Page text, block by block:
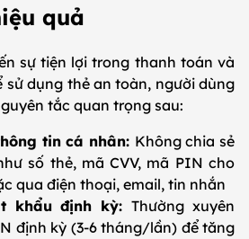
quả
sự tiện lợi trong thanh toán và
sử dụng thẻ an toàn, người dùng
tắc quan trọng sau:
tin cá nhân: Không chia sẻ
số thẻ, mã CVV, mã PIN cho
qua điện thoại, email, tin nhắn
khẩu định kỳ:Thường xuyên
định kỳ (3-6 tháng/lần) để tăng